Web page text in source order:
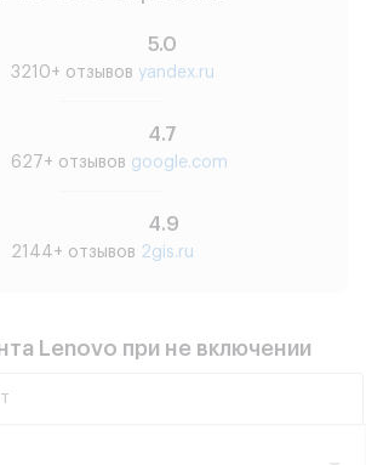
5.0
3210+ отзывов yandex.ru
4.7
627+ отзывов google.com
4.9
2144+ отзывов 2gis.ru
Lenovo при не включении